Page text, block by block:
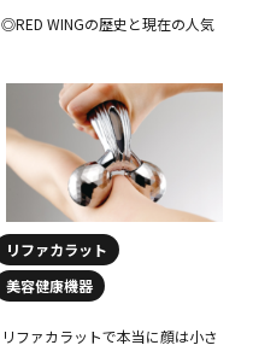
◎RED WINGの歴史と現在の人気
リファカラット
美容健康機器
リファカラットで本当に顔は小さ